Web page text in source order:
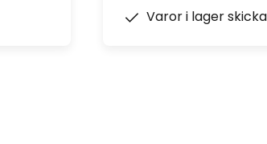
Varor i lager